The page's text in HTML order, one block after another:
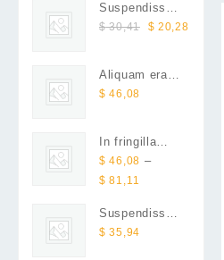
$ 60,83
through
Suspendisse
gravida lacus
$30,41
Original
$ 30,41.
$ 20,28Current
Aliquam erat
volutpat
$ 46,08
In fringilla
felis non nulla
porta rutrum
$ 46,08 –
$ 81,11
$ 46,08
through
Suspendisse
volutpat
$ 35,94